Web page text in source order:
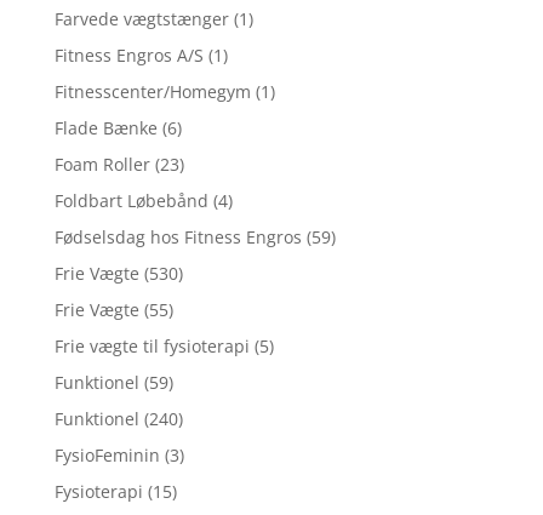
Farvede vægtstænger (1)
Fitness Engros A/S (1)
Fitnesscenter/Homegym (1)
Flade Bænke (6)
Foam Roller (23)
Foldbart Løbebånd (4)
Fødselsdag hos Fitness Engros (59)
Frie Vægte (530)
Frie Vægte (55)
Frie vægte til fysioterapi (5)
Funktionel (59)
Funktionel (240)
FysioFeminin (3)
Fysioterapi (15)